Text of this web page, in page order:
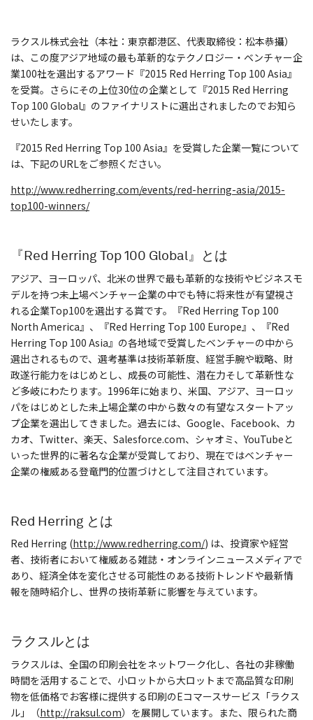
ラクスル株式会社（本社：東京都港区、代表取締役：松本恭攝）
は、この度アジア地域の最も革新的なテクノロジー・ベンチャー企
業100社を選出するアワード『2015 Red Herring Top 100 Asia』
を受賞。さらにその上位30位の企業として『2015 Red Herring
Top 100 Global』のファイナリストに選出されましたのでお知ら
せいたします。
『2015 Red Herring Top 100 Asia』を受賞した企業一覧について
は、下記のURLをご参照ください。
http://www.redherring.com/events/red-herring-asia/2015-
top100-winners/
『Red Herring Top 100 Global』とは
アジア、ヨーロッパ、北米の世界で最も革新的な技術やビジネスモ
デルを持つ未上場ベンチャー企業の中でも特に将来性が有望視さ
れる企業Top100を選出する賞です。『Red Herring Top 100
North America』、『Red Herring Top 100 Europe』、『Red
Herring Top 100 Asia』の各地域で受賞したベンチャーの中から
選出されるもので、選考基準は技術革新度、経営手腕や戦略、財
政遂行能力をはじめとし、成長の可能性、潜在力そして革新性な
ど多岐にわたります。1996年に始まり、米国、アジア、ヨーロッ
パをはじめとした未上場企業の中から数々の有望なスタートアッ
プ企業を選出してきました。過去には、Google、Facebook、カ
カオ、Twitter、楽天、Salesforce.com、シャオミ、YouTubeと
いった世界的に著名な企業が受賞しており、現在ではベンチャー
企業の権威ある登竜門的位置づけとして注目されています。
Red Herring とは
Red Herring (http://www.redherring.com/) は、投資家や経営
者、技術者において権威ある雑誌・オンラインニュースメディアで
あり、経済全体を変化させる可能性のある技術トレンドや最新情
報を随時紹介し、世界の技術革新に影響を与えています。
ラクスルとは
ラクスルは、全国の印刷会社をネットワーク化し、各社の非稼働
時間を活用することで、小ロットから大ロットまで高品質な印刷
物を低価格でお客様に提供する印刷のEコマースサービス「ラクス
ル」（http://raksul.com）を展開しています。また、限られた商